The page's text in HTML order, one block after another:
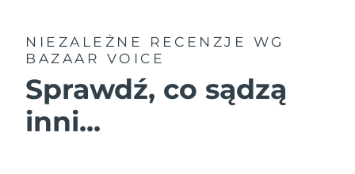
NIEZALEŻNE RECENZJE
WG
BAZAAR VOICE
Sprawdź, co sądzą
inni...